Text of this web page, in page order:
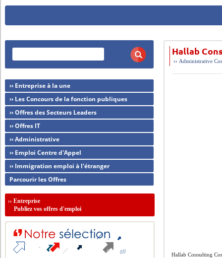
Hallab
›› Administrative
Hallab Consulting
›› Entreprise à la une
›› Les Concours de la fonction publiques
›› Offres des Secteurs Leaders
›› Offres IT
›› Administrative
›› Emploi Centre d'Appel
›› Immigration emploi à l'étranger
Parcourir les Offres
››Entreprise
Publiez vos offres d'emploi